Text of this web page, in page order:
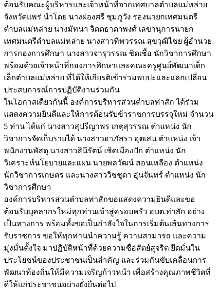
ต้อนรับคณะผู้บริหารและเจ้าหน้าที่จากเทศบาลตำบลแม่หล่าย
จังหวัดแพร่ นำโดย นางผ่องศรี ชุมภูวัง รองนายกเทศมนตรี
ตำบลแม่หล่าย นางมัทนา จิตตธาดาพงศ์ เลขานุการนายก
เทศมนตรีตำบลแม่หล่าย นางสาวทิพวรรณ สุขวุฒิไชย ผู้อำนวย
การกองการศึกษา นางสาวจารุวรรณ ชิดเชื้อ นักวิชาการศึกษา
พร้อมด้วยเจ้าหน้าที่กองการศึกษาและคณะครูศูนย์พัฒนาเด็ก
เล็กตำบลแม่หล่าย ที่ได้ให้เกียรติเข้าร่วมพบปะและแลกเปลี่ยน
ประสบการณ์การปฏิบัติงานร่วมกัน
ในโอกาสเดียวกันนี้ องค์การบริหารส่วนตำบลท่าสัก ได้ร่วม
แสดงความยินดีและให้การต้อนรับข้าราชการบรรจุใหม่ จำนวน
5 ท่าน ได้แก่ นางสาวสุปรีญาพร เกตุสุวรรณ ตำแหน่ง นัก
วิชาการจัดเก็บรายได้ นางสาวอาภัสรา อุตเสน ตำแหน่ง เจ้า
พนักงานพัสดุ นางสาวสินีรัตน์ เชิดเมืองปัก ตำแหน่ง นัก
วิเคราะห์นโยบายและแผน นายพลวัฒน์ สอนเหลือง ตำแหน่ง
นักวิชาการเกษตร และนางสาววิชชุดา อุ่นจันทร์ ตำแหน่ง นัก
วิชาการศึกษา
องค์การบริหารส่วนตำบลท่าสักขอแสดงความยินดีและขอ
ต้อนรับบุคลากรใหม่ทุกท่านเข้าสู่ครอบครัว อบต.ท่าสัก อย่าง
เป็นทางการ พร้อมทั้งขอเป็นกำลังใจในการเริ่มต้นเส้นทางการ
รับราชการ ขอให้ทุกท่านนำความรู้ ความสามารถ และความ
มุ่งมั่นตั้งใจ มาปฏิบัติหน้าที่ด้วยความซื่อสัตย์สุจริต ยึดมั่นใน
ประโยชน์ของประชาชนเป็นสำคัญ และร่วมกันขับเคลื่อนการ
พัฒนาท้องถิ่นให้มีความเจริญก้าวหน้า เพื่อสร้างคุณภาพชีวิตที่
ดีให้แก่ประชาชนอย่างยั่งยืนต่อไป